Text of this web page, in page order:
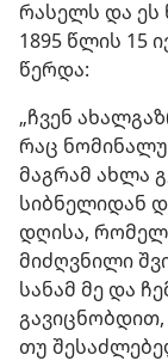
რასელს და ეს
1895 წლის 15
წერდა:
„ჩვენ
რაც
მაგრამ ახლა
სიბნელიდან
დღისა,
მიძღვნილი
სანამ მე და
თუ